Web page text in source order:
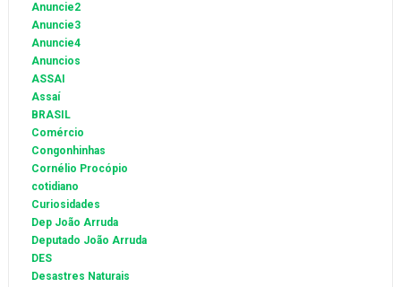
Anuncie2
Anuncie3
Anuncie4
Anuncios
ASSAI
Assaí
BRASIL
Comércio
Congonhinhas
Cornélio Procópio
cotidiano
Curiosidades
Dep João Arruda
Deputado João Arruda
DES
Desastres Naturais